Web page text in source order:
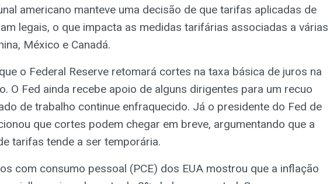
americano manteve uma decisão de que tarifas aplicadas de
legais, o que impacta as medidas tarifárias associadas a várias
México e Canadá.
o Federal Reserve retomará cortes na taxa básica de juros na
O Fed ainda recebe apoio de alguns dirigentes para um recuo
de trabalho continue enfraquecido. Já o presidente do Fed de
que cortes podem chegar em breve, argumentando que a
tarifas tende a ser temporária.
com consumo pessoal (PCE) dos EUA mostrou que a inflação